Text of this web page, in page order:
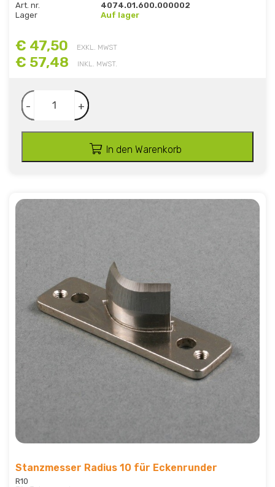
Art. nr.
4074.01.600.000002
Lager
Auf lager
€ 47,50 EXKL. MWST
€ 57,48 INKL. MWST.
- +
In den Warenkorb
Stanzmesser Radius 10 für Eckenrunder
R10